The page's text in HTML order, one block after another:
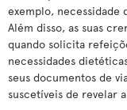
exemplo, necessidade
Além disso, as suas
quando solicita
necessidades
seus documentos de
suscetíveis de revelar